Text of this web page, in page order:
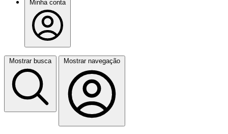
Minha conta
Mostrar busca Mostrar navegação